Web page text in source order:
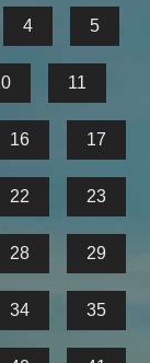
4 5
11
16 17
22 23
28 29
34 35